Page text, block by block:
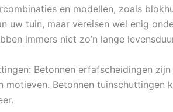
en modellen, zoals
uw tuin, maar vereisen wel enig
immers niet zo’n lange
Betonnen erfafscheidingen
motieven. Betonnen